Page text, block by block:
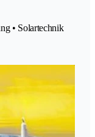
• Solartechnik